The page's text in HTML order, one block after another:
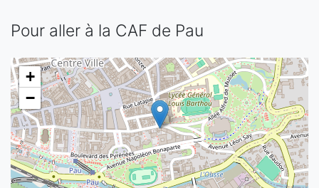
Pour aller à la CAF de Pau
+
−